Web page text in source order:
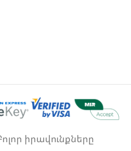
իրավունքները